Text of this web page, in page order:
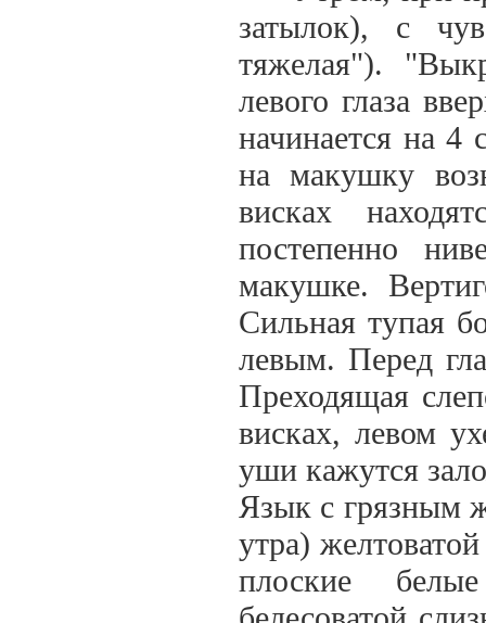
затылок), с
тяжелая").
левого глаза
начинается на
на макушку
висках
постепенно
макушке.
Сильная тупая
левым. Перед
Преходящая
висках, левом
уши кажутся
Язык с грязным
утра)
плоские